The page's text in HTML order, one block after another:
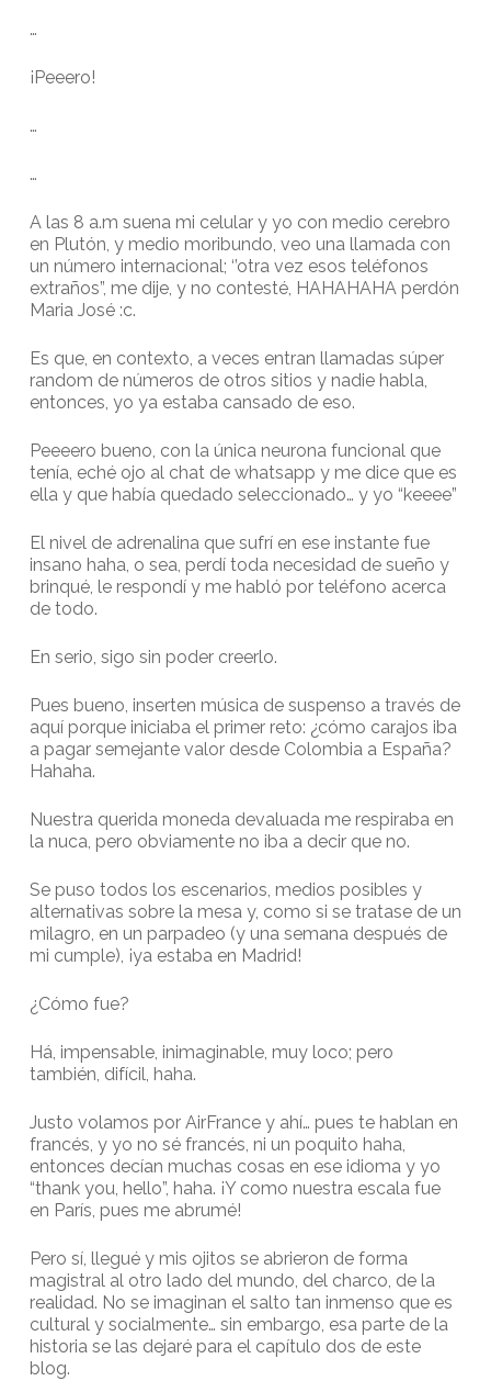
…
¡Peeero!
…
…
A las 8 a.m suena mi celular y yo con medio cerebro
en Plutón, y medio moribundo, veo una llamada con
un número internacional; ‘’otra vez esos teléfonos
extraños”, me dije, y no contesté, HAHAHAHA perdón
Maria José :c.
Es que, en contexto, a veces entran llamadas súper
random de números de otros sitios y nadie habla,
entonces, yo ya estaba cansado de eso.
Peeeero bueno, con la única neurona funcional que
tenía, eché ojo al chat de whatsapp y me dice que es
ella y que había quedado seleccionado… y yo “keeee”
El nivel de adrenalina que sufrí en ese instante fue
insano haha, o sea, perdí toda necesidad de sueño y
brinqué, le respondí y me habló por teléfono acerca
de todo.
En serio, sigo sin poder creerlo.
Pues bueno, inserten música de suspenso a través de
aquí porque iniciaba el primer reto: ¿cómo carajos iba
a pagar semejante valor desde Colombia a España?
Hahaha.
Nuestra querida moneda devaluada me respiraba en
la nuca, pero obviamente no iba a decir que no.
Se puso todos los escenarios, medios posibles y
alternativas sobre la mesa y, como si se tratase de un
milagro, en un parpadeo (y una semana después de
mi cumple), ¡ya estaba en Madrid!
¿Cómo fue?
Há, impensable, inimaginable, muy loco; pero
también, difícil, haha.
Justo volamos por AirFrance y ahí… pues te hablan en
francés, y yo no sé francés, ni un poquito haha,
entonces decían muchas cosas en ese idioma y yo
“thank you, hello”, haha. ¡Y como nuestra escala fue
en París, pues me abrumé!
Pero sí, llegué y mis ojitos se abrieron de forma
magistral al otro lado del mundo, del charco, de la
realidad. No se imaginan el salto tan inmenso que es
cultural y socialmente… sin embargo, esa parte de la
historia se las dejaré para el capítulo dos de este
blog.